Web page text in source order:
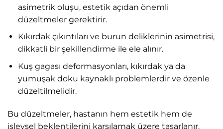
asimetrik oluşu, estetik açıdan önemli
düzeltmeler gerektirir.
Kıkırdak çıkıntıları ve burun deliklerinin asimetrisi,
dikkatli bir şekillendirme ile ele alınır.
Kuş gagası deformasyonları, kıkırdak ya da
yumuşak doku kaynaklı problemlerdir ve özenle
düzeltilmelidir.
Bu düzeltmeler, hastanın hem estetik hem de
işlevsel beklentilerini karşılamak üzere tasarlanır.